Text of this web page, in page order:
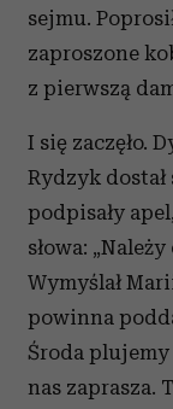
sejmu.
zaproszone
z pierwszą
I się zaczęło.
Rydzyk dostał
podpisały
słowa:
Wymyślał
powinna
Środa
nas zaprasza.